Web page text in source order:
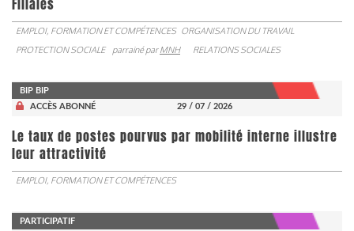
Filiales
EMPLOI, FORMATION ET COMPÉTENCES ORGANISATION DU TRAVAIL
PROTECTION SOCIALE
parrainé parMNH RELATIONS SOCIALES
BIP BIP
ACCÈS ABONNÉ
29 / 07 / 2026
Le taux de postes pourvus par mobilité interne illustre
leur attractivité
EMPLOI, FORMATION ET COMPÉTENCES
PARTICIPATIF